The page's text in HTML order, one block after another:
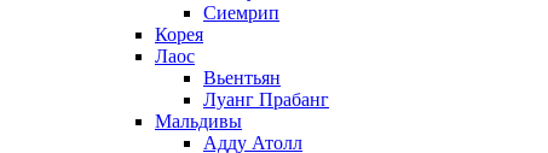
Сиемрип
Корея
Лаос
Вьентьян
Луанг Прабанг
Мальдивы
Адду Атолл